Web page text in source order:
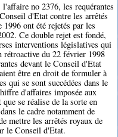
no 2376, les requérantes
d'Etat contre les arrêtés
1996 ont été rejetés par les
Ce double rejet est fondé,
interventions législatives qui
rétroactive du 22 février 1998
devant le Conseil d'Etat
être en droit de formuler à
qui se sont succédées dans le
d'affaires imposée aux
se réalise de la sorte en
le cadre notamment de
mettre les arrêtés royaux de
le Conseil d'Etat.